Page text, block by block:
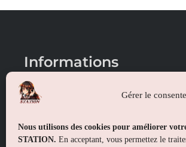
Gérer le
Nous utilisons des cookies pour améliorer
STATION. En acceptant, vous permettez le
Informations
Conditions générales de vente
Politique de confidentialité